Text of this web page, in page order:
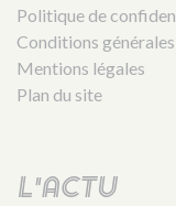
Politique de
Conditions
Mentions légales
Plan du site
L'actu